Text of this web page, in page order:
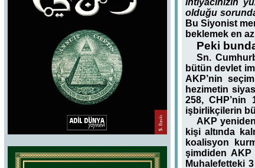
olduğu
Bu Siyonist
beklemek en
Peki
Sn.
bütün devlet
AKP’nin
hezimetin
258, CHP’nin
işbirlikçilerin
AKP
kişi altında
koalisyon
şimdiden AKP
Muhalefetteki